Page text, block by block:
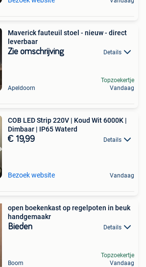
Maverick fauteuil stoel - nieuw - direct
leverbaar
Zie omschrijving Details
Apeldoorn
Topzoekertje
Vandaag
COB LED Strip 220V | Koud Wit 6000K |
Dimbaar | IP65 Waterd
€ 19,99 Details
Bezoek website Vandaag
open boekenkast op regelpoten in beuk
handgemaakr
Bieden Details
Boom
Topzoekertje
Vandaag